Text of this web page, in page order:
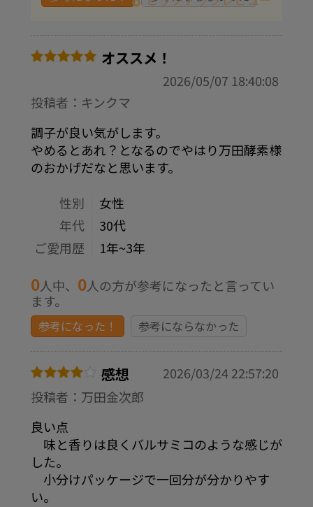
オススメ！
2026/05/07 18:40:08
投稿者：キンクマ
調子が良い気がします。
やめるとあれ？となるのでやはり万田酵素様
のおかげだなと思います。
性別
女性
年代
30代
ご愛用歴
1年~3年
0人中、 0人の方が参考になったと言ってい
ます。
参考になった！ 参考にならなかった
感想
2026/03/24 22:57:20
投稿者：万田金次郎
良い点
味と香りは良くバルサミコのような感じが
した。
小分けパッケージで一回分が分かりやす
い。